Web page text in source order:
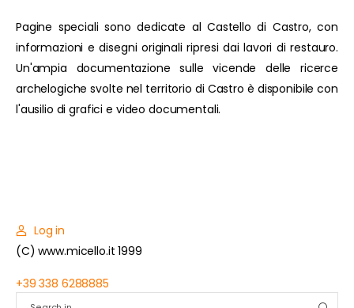
Pagine speciali sono dedicate al Castello di Castro, con
informazioni e disegni originali ripresi dai lavori di restauro.
Un'ampia documentazione sulle vicende delle ricerce
archelogiche svolte nel territorio di Castro è disponibile con
l'ausilio di grafici e video documentali.
Log in
(C) www.micello.it 1999
+39 338 6288885